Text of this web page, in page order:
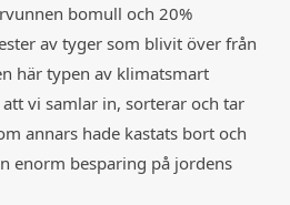
bomull och 20%
av tyger som blivit över från
här typen av klimatsmart
vi samlar in, sorterar och tar
annars hade kastats bort och
enorm besparing på jordens